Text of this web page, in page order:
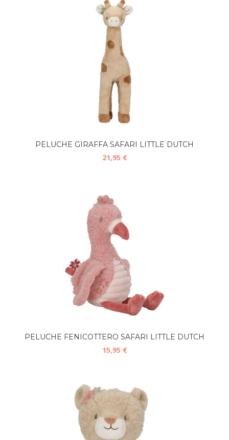
PELUCHE GIRAFFA SAFARI LITTLE DUTCH
21,95 €
PELUCHE FENICOTTERO SAFARI LITTLE DUTCH
15,95 €